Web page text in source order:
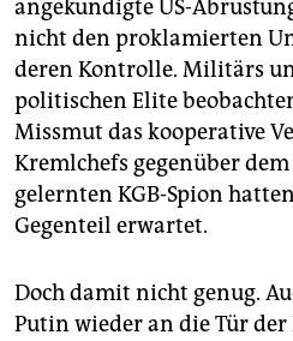
angekündigte US-
nicht den proklamierten
deren Kontrolle. Militärs
politischen Elite
Missmut das kooperative
Kremlchefs gegenüber dem
gelernten KGB-Spion
Gegenteil erwartet.
Doch damit nicht genug.
Putin wieder an die Tür der